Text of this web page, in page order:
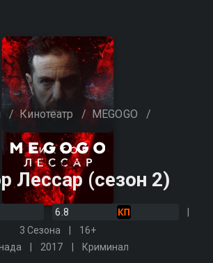
/ Кинотеатр / MEGOGO /
Лессар (сезон 2)
6.8
3 Сезона
16+
2017 Криминал